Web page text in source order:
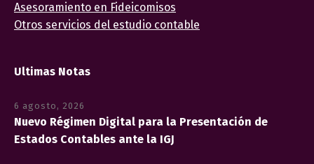
Asesoramiento en Fideicomisos
Otros servicios del estudio contable
Ultimas Notas
6 agosto, 2026
Nuevo Régimen Digital para la Presentación de
Estados Contables ante la IGJ